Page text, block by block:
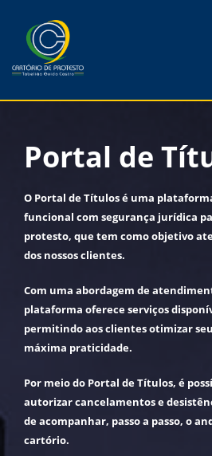
Portal de
O Portal de Títulos é uma
funcional com segurança jurídica
protesto, que tem como objetivo
dos nossos clientes.
Com uma abordagem de
plataforma oferece serviços
permitindo aos clientes otimizar
máxima praticidade.
Por meio do Portal de Títulos, é
autorizar cancelamentos e
de acompanhar, passo a passo, o
cartório.